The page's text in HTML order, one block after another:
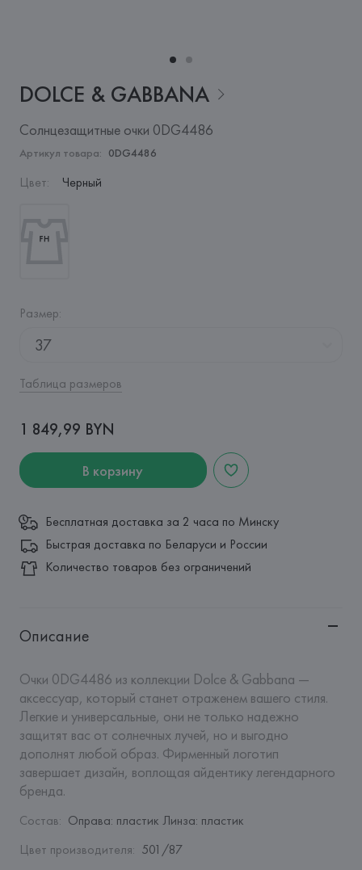
DOLCE & GABBANA
Солнцезащитные очки 0DG4486
Артикул товара: 0DG4486
Цвет: Черный
Размер:
37
Таблица размеров
1 849,99 BYN
В корзину
Бесплатная доставка за 2 часа по Минску
Быстрая доставка по Беларуси и России
Количество товаров без ограничений
Описание
Очки 0DG4486 из коллекции Dolce & Gabbana —
аксессуар, который станет отраженем вашего стиля.
Легкие и универсальные, они не только надежно
защитят вас от солнечных лучей, но и выгодно
дополнят любой образ. Фирменный логотип
завершает дизайн, воплощая айдентику легендарного
бренда.
Состав: Оправа: пластик Линза: пластик
Цвет производителя: 501/87